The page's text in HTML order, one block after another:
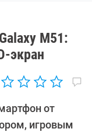
M51:
экран
от
игровым